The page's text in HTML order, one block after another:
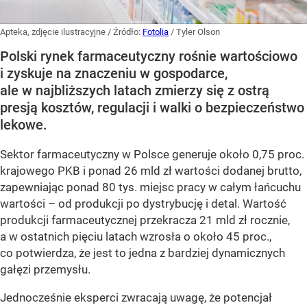
Apteka, zdjęcie ilustracyjne / Źródło: Fotolia / Tyler Olson
Polski rynek farmaceutyczny rośnie wartościowo
i zyskuje na znaczeniu w gospodarce,
ale w najbliższych latach zmierzy się z ostrą
presją kosztów, regulacji i walki o bezpieczeństwo
lekowe.
Sektor farmaceutyczny w Polsce generuje około 0,75 proc.
krajowego PKB i ponad 26 mld zł wartości dodanej brutto,
zapewniając ponad 80 tys. miejsc pracy w całym łańcuchu
wartości – od produkcji po dystrybucję i detal. Wartość
produkcji farmaceutycznej przekracza 21 mld zł rocznie,
a w ostatnich pięciu latach wzrosła o około 45 proc.,
co potwierdza, że jest to jedna z bardziej dynamicznych
gałęzi przemysłu.
Jednocześnie eksperci zwracają uwagę, że potencjał